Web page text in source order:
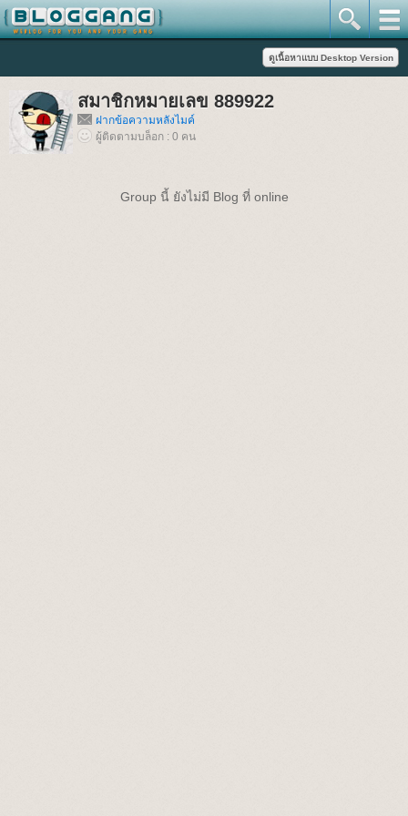
สมาชิกหมายเลข 889922
ฝากข้อความหลังไมค์
ผู้ติดตามบล็อก : 0 คน
Group นี้ ยังไม่มี Blog ที่ online